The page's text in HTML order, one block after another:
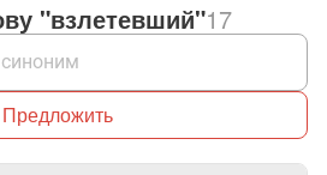
"взлетевший"17
Предложить